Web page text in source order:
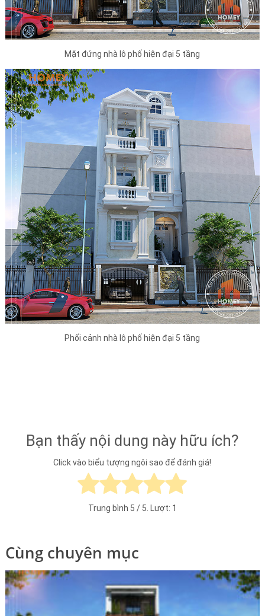
Mặt đứng nhà lô phố hiện đại 5 tầng
Phối cảnh nhà lô phố hiện đại 5 tầng
Bạn thấy nội dung này hữu ích?
Click vào biểu tượng ngôi sao để đánh giá!
Trung bình 5 / 5. Lượt: 1
Cùng chuyên mục